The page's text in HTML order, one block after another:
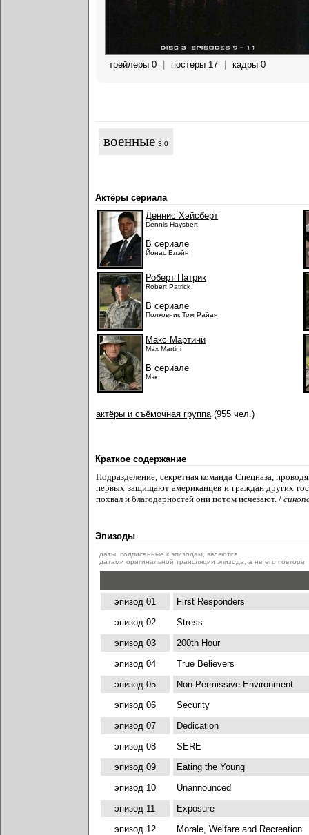
трейлеры 0 постеры 17 кадры 0
военные 3.0
Актёры сериала
Деннис Хэйсберт
Dennis Haysbert
В сериале
Йонас Блэйн
Роберт Патрик
Robert Patrick
В сериале
Полковник Том Райан
Макс Мартини
Max Martini
В сериале
Мэк
актёры и съёмочная группа(955 чел.)
Краткое содержание
Подразделение, секретная команда Спецназа,
первых защищают американцев и граждан других
похвал и благодарностей они потом исчезают. /
Эпизоды
даты, подписанные к эпизодам, являются
датами оригинальной трансляции эпизода, а не его повтора
эпизод 01
First Responders
эпизод 02
Stress
эпизод 03
200th Hour
эпизод 04
True Believers
эпизод 05
Non-Permissive Environment
эпизод 06
Security
эпизод 07
Dedication
эпизод 08
SERE
эпизод 09
Eating the Young
эпизод 10
Unannounced
эпизод 11
Exposure
эпизод 12
Morale, Welfare and Recreation